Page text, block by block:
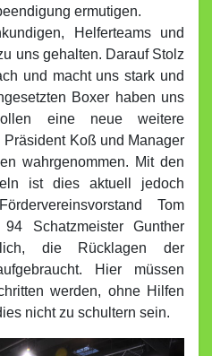
ermutigen.
Helferteams und
uns gehalten. Darauf Stolz
und macht uns stark und
Boxer haben uns
eine neue weitere
Koß und Manager
wahrgenommen. Mit den
ist dies aktuell jedoch
Tom
Schatzmeister Gunther
die Rücklagen der
Hier müssen
werden, ohne Hilfen
nicht zu schultern sein.